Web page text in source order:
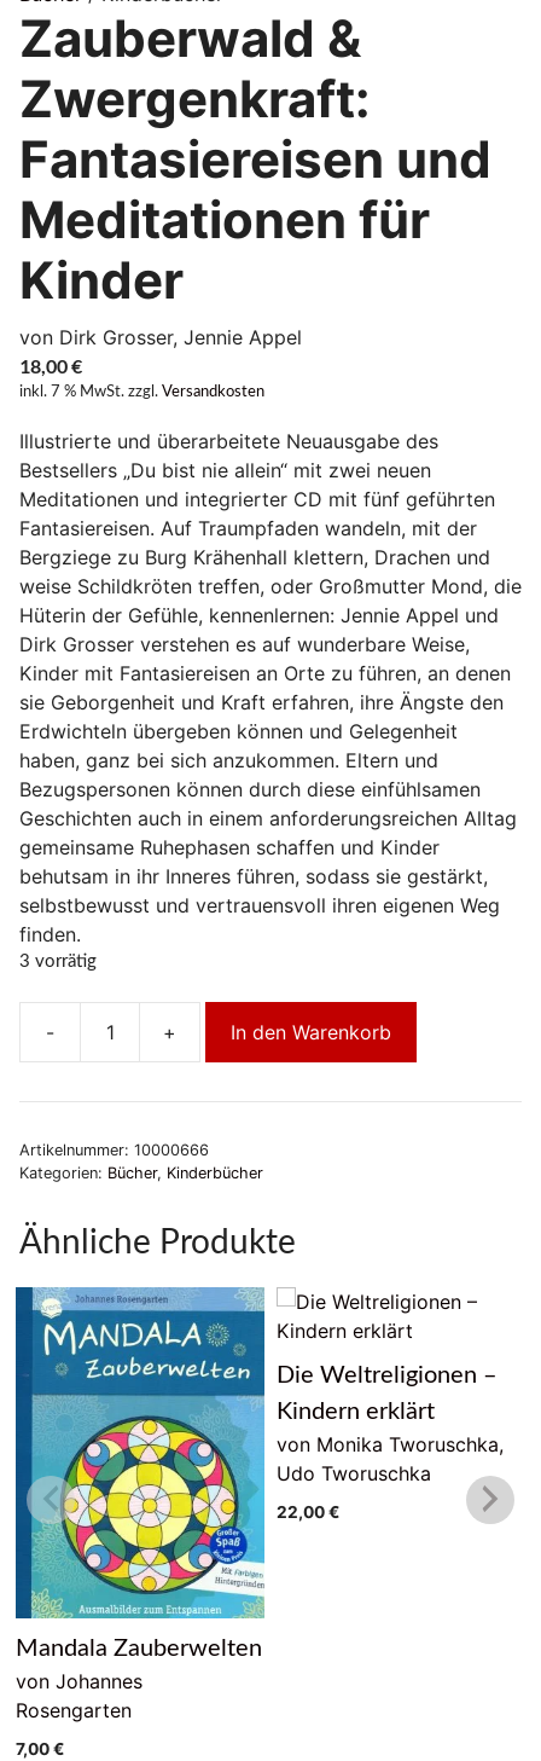
Zauberwald &
Zwergenkraft:
Fantasiereisen und
Meditationen für
Kinder
von Dirk Grosser, Jennie Appel
18,00€
inkl. 7 % MwSt. zzgl. Versandkosten
Illustrierte und überarbeitete Neuausgabe des
Bestsellers „Du bist nie allein“ mit zwei neuen
Meditationen und integrierter CD mit fünf geführten
Fantasiereisen. Auf Traumpfaden wandeln, mit der
Bergziege zu Burg Krähenhall klettern, Drachen und
weise Schildkröten treffen, oder Großmutter Mond, die
Hüterin der Gefühle, kennenlernen: Jennie Appel und
Dirk Grosser verstehen es auf wunderbare Weise,
Kinder mit Fantasiereisen an Orte zu führen, an denen
sie Geborgenheit und Kraft erfahren, ihre Ängste den
Erdwichteln übergeben können und Gelegenheit
haben, ganz bei sich anzukommen. Eltern und
Bezugspersonen können durch diese einfühlsamen
Geschichten auch in einem anforderungsreichen Alltag
gemeinsame Ruhephasen schaffen und Kinder
behutsam in ihr Inneres führen, sodass sie gestärkt,
selbstbewusst und vertrauensvoll ihren eigenen Weg
finden.
3 vorrätig
-
Zauberwald
Zwergenkraft:
und
Kinder
+ In den Warenkorb
Artikelnummer: 10000666
Kategorien: Bücher, Kinderbücher
Ähnliche Produkte
Mandala Zauberwelten
von Johannes
Rosengarten
7,00€
Die Weltreligionen –
Kindern erklärt
von Monika Tworuschka,
Udo Tworuschka
22,00€